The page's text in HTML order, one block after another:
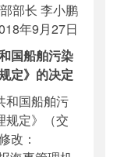
部长 李小鹏
年9月27日
国船舶污染
定》的决定
国船舶污
规定》（交
改：